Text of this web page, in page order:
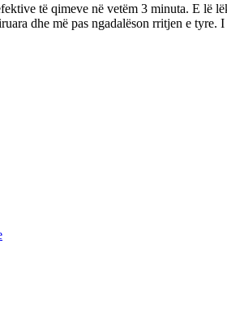
të qimeve në vetëm 3 minuta. E lë
dhe më pas ngadalëson rritjen e